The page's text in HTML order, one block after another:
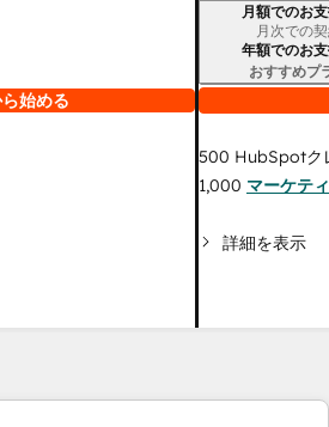
始める
請求期間月額でのお
月次での
年額でのお
おすすめプ
500 HubSpotク
1,000 マーケテ
詳細を表示